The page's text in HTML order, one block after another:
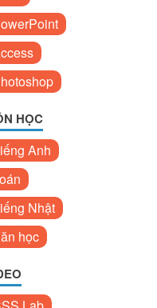
HỌC
Anh
Nhật
học